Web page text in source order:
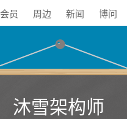
会员 周边 新闻 博问
沐雪架构师